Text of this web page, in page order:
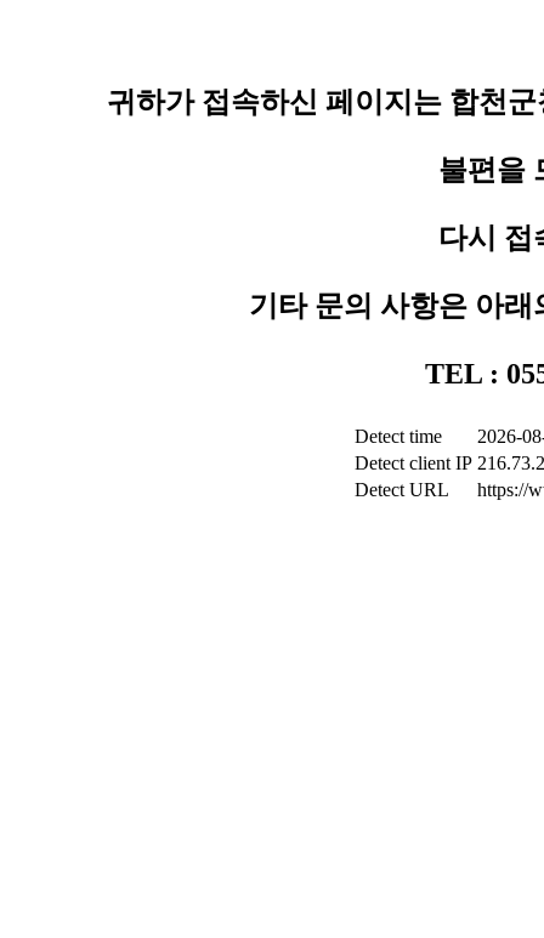
귀하가 접속하신 페이지는 합천
불편을
다시 접
기타 문의 사항은 아
TEL :
Detect time
2026-
Detect client IP
Detect URL
https://